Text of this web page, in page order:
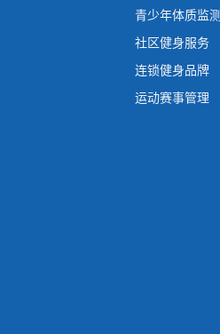
青少年体质监测
社区健身服务
连锁健身品牌
运动赛事管理